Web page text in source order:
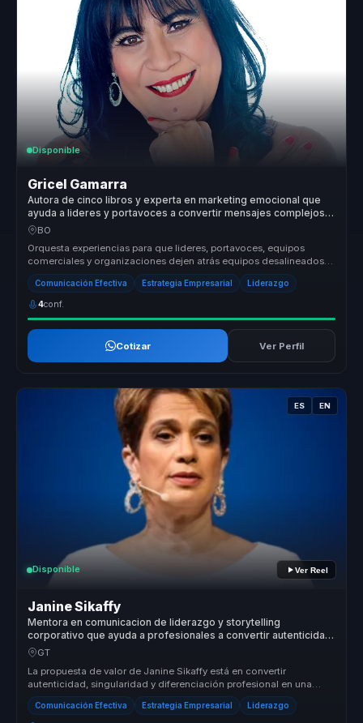
Disponible
Gricel Gamarra
Autora de cinco libros y experta en marketing emocional que
ayuda a lideres y portavoces a convertir mensajes complejos
en influencia, claridad y recordacion.
BO
Orquesta experiencias para que lideres, portavoces, equipos
comerciales y organizaciones dejen atrás equipos desalineados y
construyan li...
Comunicación Efectiva Estrategia Empresarial Liderazgo
4conf.
Cotizar Ver Perfil
ES EN
Disponible Ver Reel
Janine Sikaffy
Mentora en comunicacion de liderazgo y storytelling
corporativo que ayuda a profesionales a convertir autenticidad
en influencia, diferenciacion y autoridad.
GT
La propuesta de valor de Janine Sikaffy está en convertir
autenticidad, singularidad y diferenciación profesional en una
ventaja competit...
Comunicación Efectiva Estrategia Empresarial Liderazgo